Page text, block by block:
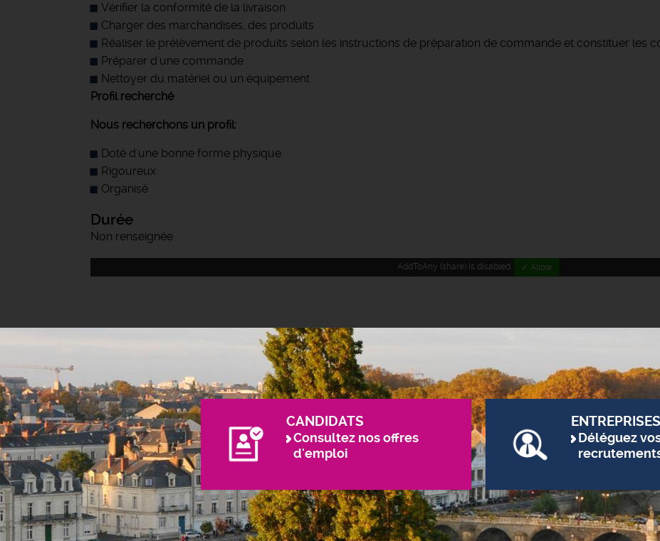
Vérifier la conformité de la livraison
Charger des marchandises, des produits
Réaliser le prélèvement de produits selon les instructions de préparation de commande et constituer les
Préparer d'une commande
Nettoyer du matériel ou un équipement
Profil recherché
Nous recherchons un profil:
Doté d'une bonne forme physique
Rigoureux
Organisé
Durée
Non renseignée
AddToAny (share) is disabled. ✓ Allow
CANDIDATS
Consultez nos offres
d'emploi
ENTREPRISES
Déléguez